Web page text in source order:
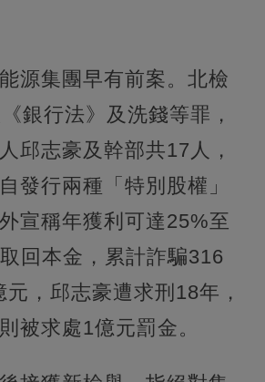
源集團早有前案。北檢
銀行法》及洗錢等罪，
邱志豪及幹部共17人，
發行兩種「特別股權」
宣稱年獲利可達25%至
回本金，累計詐騙316
元，邱志豪遭求刑18年，
被求處1億元罰金。